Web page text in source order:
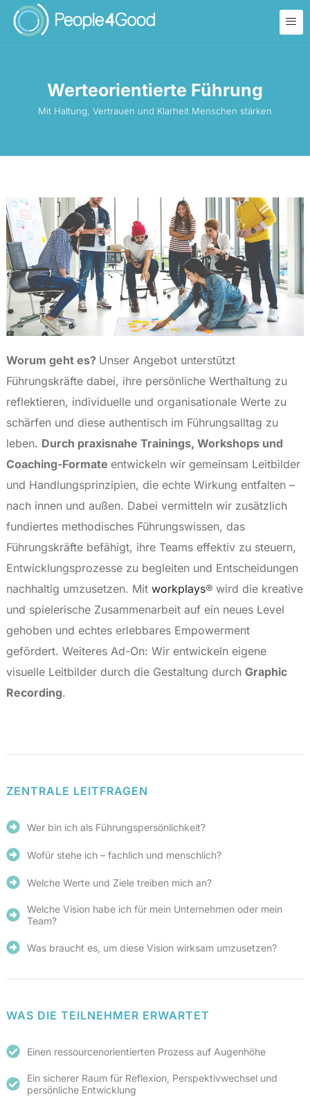
Werteorientierte Führung
Mit Haltung, Vertrauen und Klarheit Menschen stärken
Worum geht es? Unser Angebot unterstützt
Führungskräfte dabei, ihre persönliche Werthaltung zu
reflektieren, individuelle und organisationale Werte zu
schärfen und diese authentisch im Führungsalltag zu
leben. Durch praxisnahe Trainings, Workshops und
Coaching-Formate entwickeln wir gemeinsam Leitbilder
und Handlungsprinzipien, die echte Wirkung entfalten –
nach innen und außen. Dabei vermitteln wir zusätzlich
fundiertes methodisches Führungswissen, das
Führungskräfte befähigt, ihre Teams effektiv zu steuern,
Entwicklungsprozesse zu begleiten und Entscheidungen
nachhaltig umzusetzen. Mit workplays® wird die kreative
und spielerische Zusammenarbeit auf ein neues Level
gehoben und echtes erlebbares Empowerment
gefördert. Weiteres Ad-On: Wir entwickeln eigene
visuelle Leitbilder durch die Gestaltung durch Graphic
Recording.
ZENTRALE LEITFRAGEN
Wer bin ich als Führungspersönlichkeit?
Wofür stehe ich – fachlich und menschlich?
Welche Werte und Ziele treiben mich an?
Welche Vision habe ich für mein Unternehmen oder mein
Team?
Was braucht es, um diese Vision wirksam umzusetzen?
WAS DIE TEILNEHMER ERWARTET
Einen ressourcenorientierten Prozess auf Augenhöhe
Ein sicherer Raum für Reflexion, Perspektivwechsel und
persönliche Entwicklung